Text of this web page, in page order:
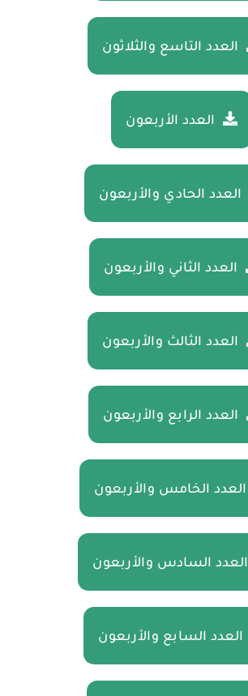
العدد التاسع والثلاثون
العدد الأربعون
العدد الحادي والأربعون
العدد الثاني والأربعون
العدد الثالث والأربعون
العدد الرابع والأربعون
العدد الخامس والأربعون
العدد السادس والأربعون
العدد السابع والأربعون